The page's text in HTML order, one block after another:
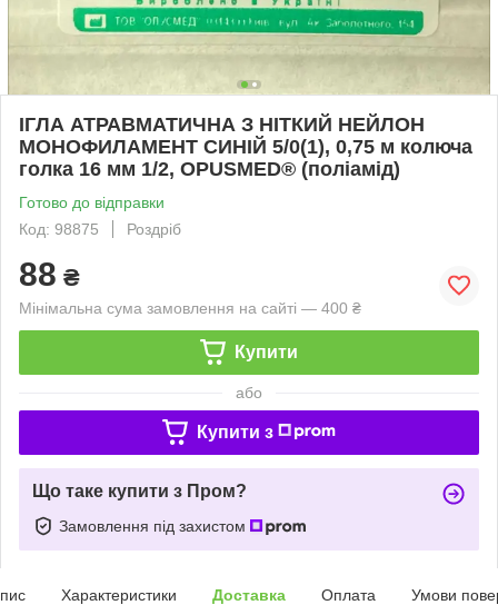
ІГЛА АТРАВМАТИЧНА З НІТКИЙ НЕЙЛОН
МОНОФИЛАМЕНТ СИНІЙ 5/0(1), 0,75 м колюча
голка 16 мм 1/2, OPUSMED® (поліамід)
Готово до відправки
Код: 98875
Роздріб
88 ₴
Мінімальна сума замовлення на сайті — 400 ₴
Купити
або
Купити з
Що таке купити з Пром?
Замовлення під захистом
Характеристики Доставка Оплата Умови